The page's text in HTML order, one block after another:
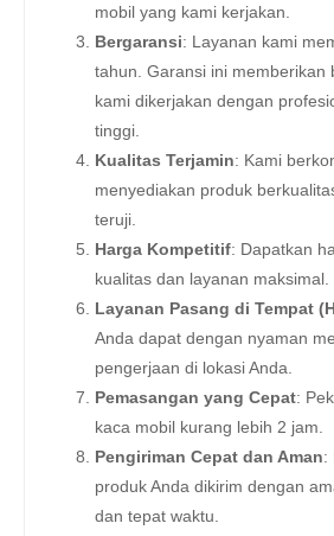
mobil yang kami kerjakan.
Bergaransi: Layanan kami
tahun. Garansi ini memberikan
kami dikerjakan dengan
tinggi.
Kualitas Terjamin: Kami
menyediakan produk
teruji.
Harga Kompetitif: Dapatkan
kualitas dan layanan maksimal.
Layanan Pasang di Tempat
Anda dapat dengan nyaman
pengerjaan di lokasi Anda.
Pemasangan yang Cepat:
kaca mobil kurang lebih 2 jam.
Pengiriman Cepat dan Aman:
produk Anda dikirim dengan
dan tepat waktu.